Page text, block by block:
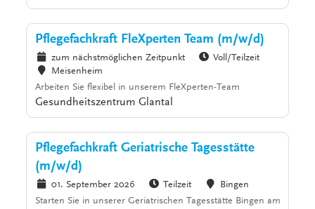
Pflegefachkraft FleXperten Team (m/w/d)
zum nächstmöglichen Zeitpunkt
Voll/Teilzeit
Meisenheim
Arbeiten Sie flexibel in unserem FleXperten-Team
Gesundheitszentrum Glantal
Pflegefachkraft Geriatrische Tagesstätte
(m/w/d)
01. September 2026 Teilzeit
Bingen
Starten Sie in unserer Geriatrischen Tagesstätte Bingen am